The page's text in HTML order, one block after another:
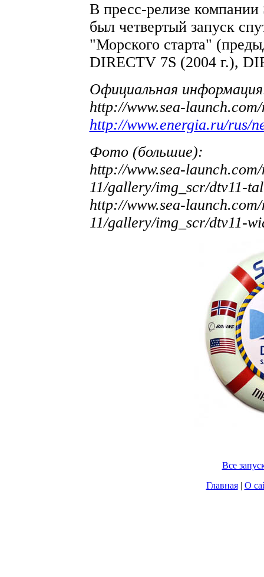
В пресс-релизе компании
был четвертый запуск
"Морского старта"
DIRECTV 7S (2004 г.),
Официальная
http://www.sea-
http://www.energia.ru/rus/
Фото (большие):
http://www.sea-
11/gallery/img_scr/dtv11-
http://www.sea-
11/gallery/img_scr/dtv11-
Все
Главная| О